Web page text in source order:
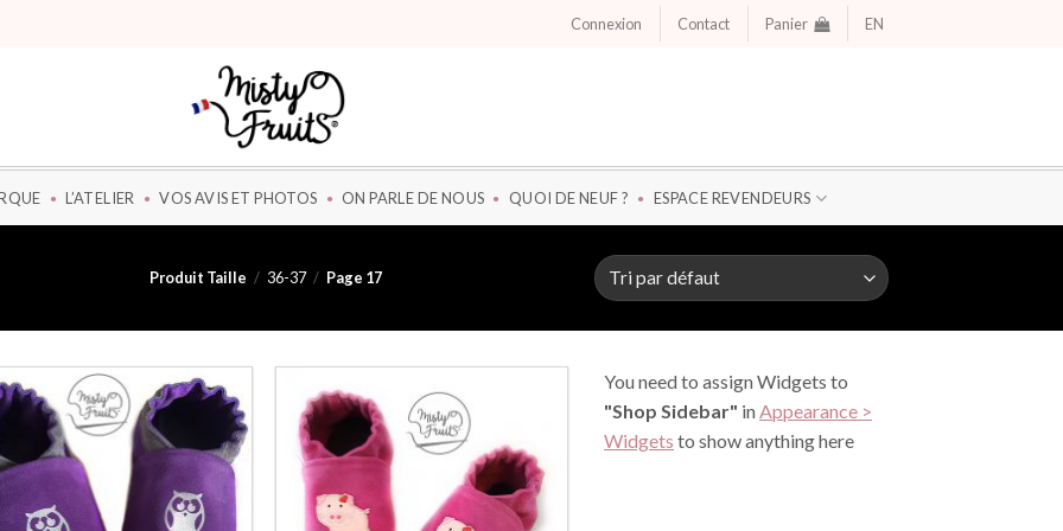
Connexion Contact Panier EN
L’ATELIER VOS AVIS ET PHOTOS ON PARLE DE NOUS QUOI DE NEUF ? ESPACE REVENDEURS
Produit Taille / 36-37 / Page 17
You need to assign Widgets to
"Shop Sidebar" inAppearance >
Widgets to show anything here